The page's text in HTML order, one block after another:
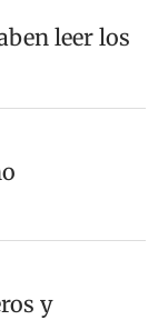
leer los
y